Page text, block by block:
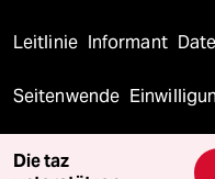
Leitlinie Informant
Seitenwende
Die taz